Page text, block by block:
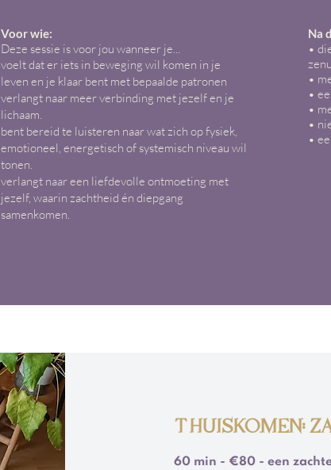
Voor wie:
Deze sessie is voor jou wanneer je...
voelt dat er iets in beweging wil komen in je
leven en je klaar bent met bepaalde patronen
verlangt naar meer verbinding met jezelf en je
lichaam.
bent bereid te luisteren naar wat zich op fysiek,
emotioneel, energetisch of systemisch niveau wil
tonen.
verlangt naar een liefdevolle ontmoeting met
jezelf, waarin zachtheid én diepgang
samenkomen.
Na
•
•
•
•
•
•
THUISKOMEN:
60 min - €80 - een